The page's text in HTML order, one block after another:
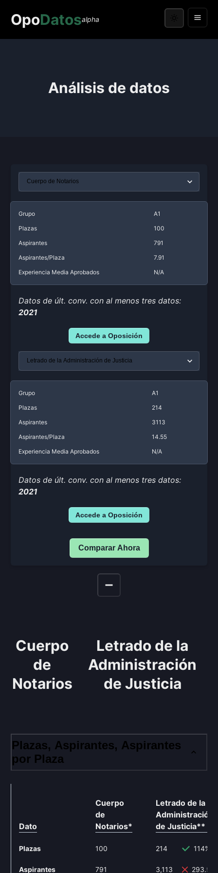
OpoDatosalpha
Análisis de datos
Grupo
A1
Plazas
100
Aspirantes
791
Aspirantes/Plaza
7.91
Experiencia Media Aprobados
N/A
Datos de últ. conv. con al menos tres datos:
2021
Accede a Oposición
Grupo
A1
Plazas
214
Aspirantes
3113
Aspirantes/Plaza
14.55
Experiencia Media Aprobados
N/A
Datos de últ. conv. con al menos tres datos:
2021
Accede a Oposición
Comparar Ahora
Cuerpo
de
Notarios
Letrado de la
Administración
de Justicia
Plazas, Aspirantes, Aspirantes
por Plaza
Dato
Cuerpo
de
Notarios*
Plazas 100
Aspirantes 791
Letrado de la
Administración
de Justicia**
214 114%
3,113